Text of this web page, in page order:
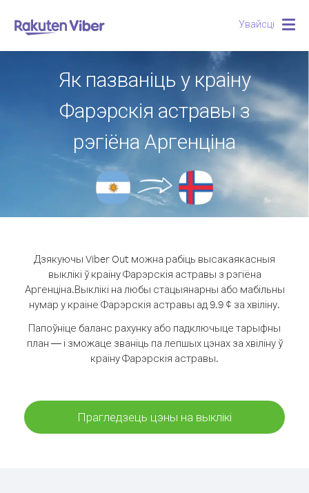
Увайсці
Як пазваніць у краіну
Фарэрскія астравы з
рэгіёна Аргенціна
Дзякуючы Viber Out можна рабіць высакаякасныя
выклікі ў краіну Фарэрскія астравы з рэгіёна
Аргенціна.Выклікі на любы стацыянарны або мабільны
нумар у краіне Фарэрскія астравы ад 9.9 ¢ за хвіліну.
Папоўніце баланс рахунку або падключыце тарыфны
план — і зможаце званіць па лепшых цэнах за хвіліну ў
краіну Фарэрскія астравы.
Прагледзець цэны на выклікі